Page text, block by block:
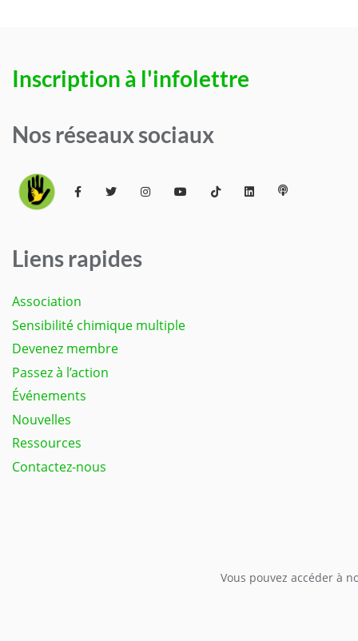
Inscription à l'infolettre
Nos réseaux sociaux
Liens rapides
Association
Sensibilité chimique multiple
Devenez membre
Passez à l’action
Événements
Nouvelles
Ressources
Contactez-nous
Vous pouvez accéder à